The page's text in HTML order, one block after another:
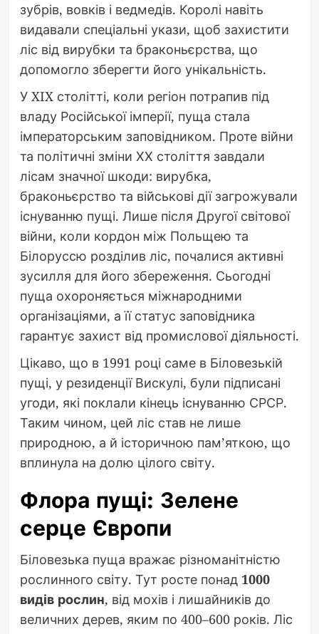
зубрів, вовків і ведмедів. Королі навіть
видавали спеціальні укази, щоб захистити
ліс від вирубки та браконьєрства, що
допомогло зберегти його унікальність.
У XIX столітті, коли регіон потрапив під
владу Російської імперії, пуща стала
імператорським заповідником. Проте війни
та політичні зміни ХХ століття завдали
лісам значної шкоди: вирубка,
браконьєрство та військові дії загрожували
існуванню пущі. Лише після Другої світової
війни, коли кордон між Польщею та
Білоруссю розділив ліс, почалися активні
зусилля для його збереження. Сьогодні
пуща охороняється міжнародними
організаціями, а її статус заповідника
гарантує захист від промислової діяльності.
Цікаво, що в 1991 році саме в Біловезькій
пущі, у резиденції Вискулі, були підписані
угоди, які поклали кінець існуванню СРСР.
Таким чином, цей ліс став не лише
природною, а й історичною пам’яткою, що
вплинула на долю цілого світу.
Флора пущі: Зелене
серце Європи
Біловезька пуща вражає різноманітністю
рослинного світу. Тут росте понад 1000
видів рослин, від мохів і лишайників до
величних дерев, яким по 400–600 років. Ліс